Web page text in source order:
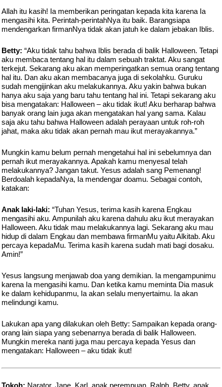
Allah itu kasih! Ia memberikan peringatan kepada kita karena Ia
mengasihi kita. Perintah-perintahNya itu baik. Barangsiapa
mendengarkan firmanNya tidak akan jatuh ke dalam jebakan Iblis.
Betty: “Aku tidak tahu bahwa Iblis berada di balik Halloween. Tetapi
aku membaca tentang hal itu dalam sebuah traktat. Aku sangat
terkejut. Sekarang aku akan memperingatkan semua orang tentang
hal itu. Dan aku akan membacanya juga di sekolahku. Guruku
sudah mengijinkan aku melakukannya. Aku yakin bahwa bukan
hanya aku saja yang baru tahu tentang hal ini. Tetapi sekarang aku
bisa mengatakan: Halloween – aku tidak ikut! Aku berharap bahwa
banyak orang lain juga akan mengatakan hal yang sama. Kalau
saja aku tahu bahwa Halloween adalah perayaan untuk roh-roh
jahat, maka aku tidak akan pernah mau ikut merayakannya.”
Mungkin kamu belum pernah mengetahui hal ini sebelumnya dan
pernah ikut merayakannya. Apakah kamu menyesal telah
melakukannya? Jangan takut. Yesus adalah sang Pemenang!
Berdoalah kepadaNya, Ia mendengar doamu. Sebagai contoh,
katakan:
Anak laki-laki: “Tuhan Yesus, terima kasih karena Engkau
mengasihi aku. Ampunilah aku karena dahulu aku ikut merayakan
Halloween. Aku tidak mau melakukannya lagi. Sekarang aku mau
hidup di dalam Engkau dan membawa firmanMu yaitu Alkitab. Aku
percaya kepadaMu. Terima kasih karena sudah mati bagi dosaku.
Amin!”
Yesus langsung menjawab doa yang demikian. Ia mengampunimu
karena Ia mengasihi kamu. Dan ketika kamu meminta Dia masuk
ke dalam kehidupanmu, Ia akan selalu menyertaimu. Ia akan
melindungi kamu.
Lakukan apa yang dilakukan oleh Betty: Sampaikan kepada orang-
orang lain siapa yang sebenarnya berada di balik Halloween.
Mungkin mereka nanti juga mau percaya kepada Yesus dan
mengatakan: Halloween – aku tidak ikut!
Tokoh: Narator, Jane, Karl, anak perempuan, Ralph, Betty, anak